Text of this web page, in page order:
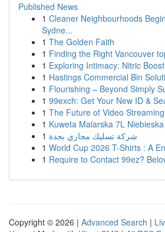
Published News
1 Cleaner Neighbourhoods
Sydne...
1 The Golden Faith
1 Finding the Right Vancouver
1 Exploring Intimacy: Nitric
1 Hastings Commercial Bin
1 Flourishing – Beyond Simply
1 99exch: Get Your New ID &
1 The Future of Video
1 Kuweta Malarska 7L
1 شركة تسليك مجاري بجدة
1 World Cup 2026 T-Shirts : A
1 Require to Contact 99ez?
Copyright © 2026 | Advanced Search |